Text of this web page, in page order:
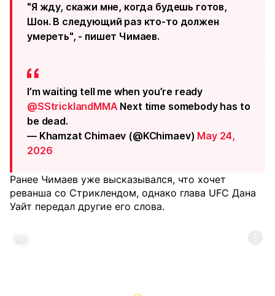
"Я жду, скажи мне, когда будешь готов,
Шон. В следующий раз кто-то должен
умереть", - пишет Чимаев.
I’m waiting tell me when you’re ready
@SStricklandMMA Next time somebody has to
be dead.
— Khamzat Chimaev (@KChimaev) May 24,
2026
Ранее Чимаев уже высказывался, что хочет
реванша со Стриклендом, однако глава UFC Дана
Уайт передал другие его слова.